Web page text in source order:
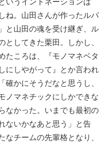
いうイントネーションは
ね。山田さんが作ったルパ
と山田の魂を受け継ぎ、ル
としてきた栗田。しかし、
たころは、『モノマネベタ
にしやがって』とか言われ
確かにそうだなと思うし、
ノマネチックにしかできな
なかった。いまでも最初の
ないかなあと思う」と告
なチームの先輩格となり、